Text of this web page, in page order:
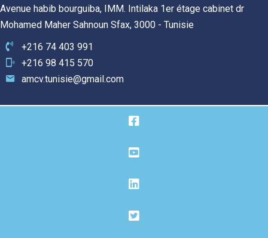
Avenue habib bourguiba, IMM. Intilaka 1er étage cabinet dr
Mohamed Maher Sahnoun Sfax, 3000 - Tunisie
+216 74 403 991
+216 98 415 570
amcv.tunisie@gmail.com